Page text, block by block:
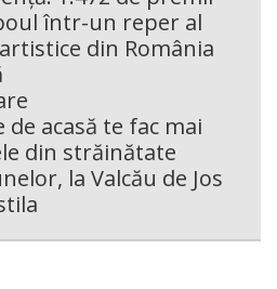
într-un reper al
din România
de acasă te fac mai
din străinătate
la Valcău de Jos